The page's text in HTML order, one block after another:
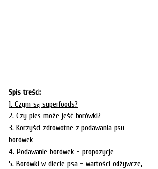
Spis treści:
1. Czym są superfoods?
2. Czy pies może jeść borówki?
3. Korzyści zdrowotne z podawania psu
borówek
4. Podawanie borówek - propozycje
5. Borówki w diecie psa - wartości odżywcze,